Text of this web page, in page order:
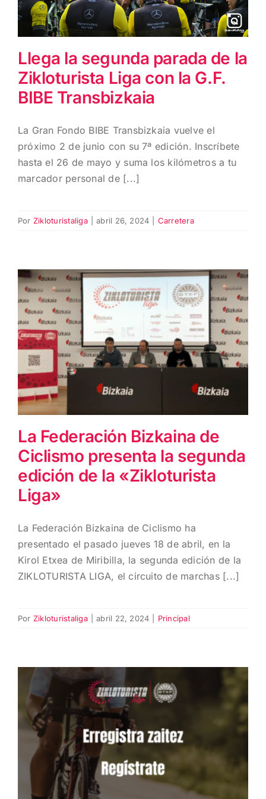
Llega la segunda parada de la
Zikloturista Liga con la G.F.
BIBE Transbizkaia
La Gran Fondo BIBE Transbizkaia vuelve el
próximo 2 de junio con su 7ª edición. Inscríbete
hasta el 26 de mayo y suma los kilómetros a tu
marcador personal de [...]
Por Zikloturistaliga abril 26, 2024 Carretera
La Federación Bizkaina de
Ciclismo presenta la
segunda edición de la
«Zikloturista Liga»
La Federación Bizkaina de
Ciclismo presenta la segunda
edición de la «Zikloturista
Liga»
La Federación Bizkaina de Ciclismo ha
presentado el pasado jueves 18 de abril, en la
Kirol Etxea de Miribilla, la segunda edición de la
ZIKLOTURISTA LIGA, el circuito de marchas [...]
Por Zikloturistaliga abril 22, 2024 Principal
Vuelve la Zikloturista Liga
¡Regístrate!